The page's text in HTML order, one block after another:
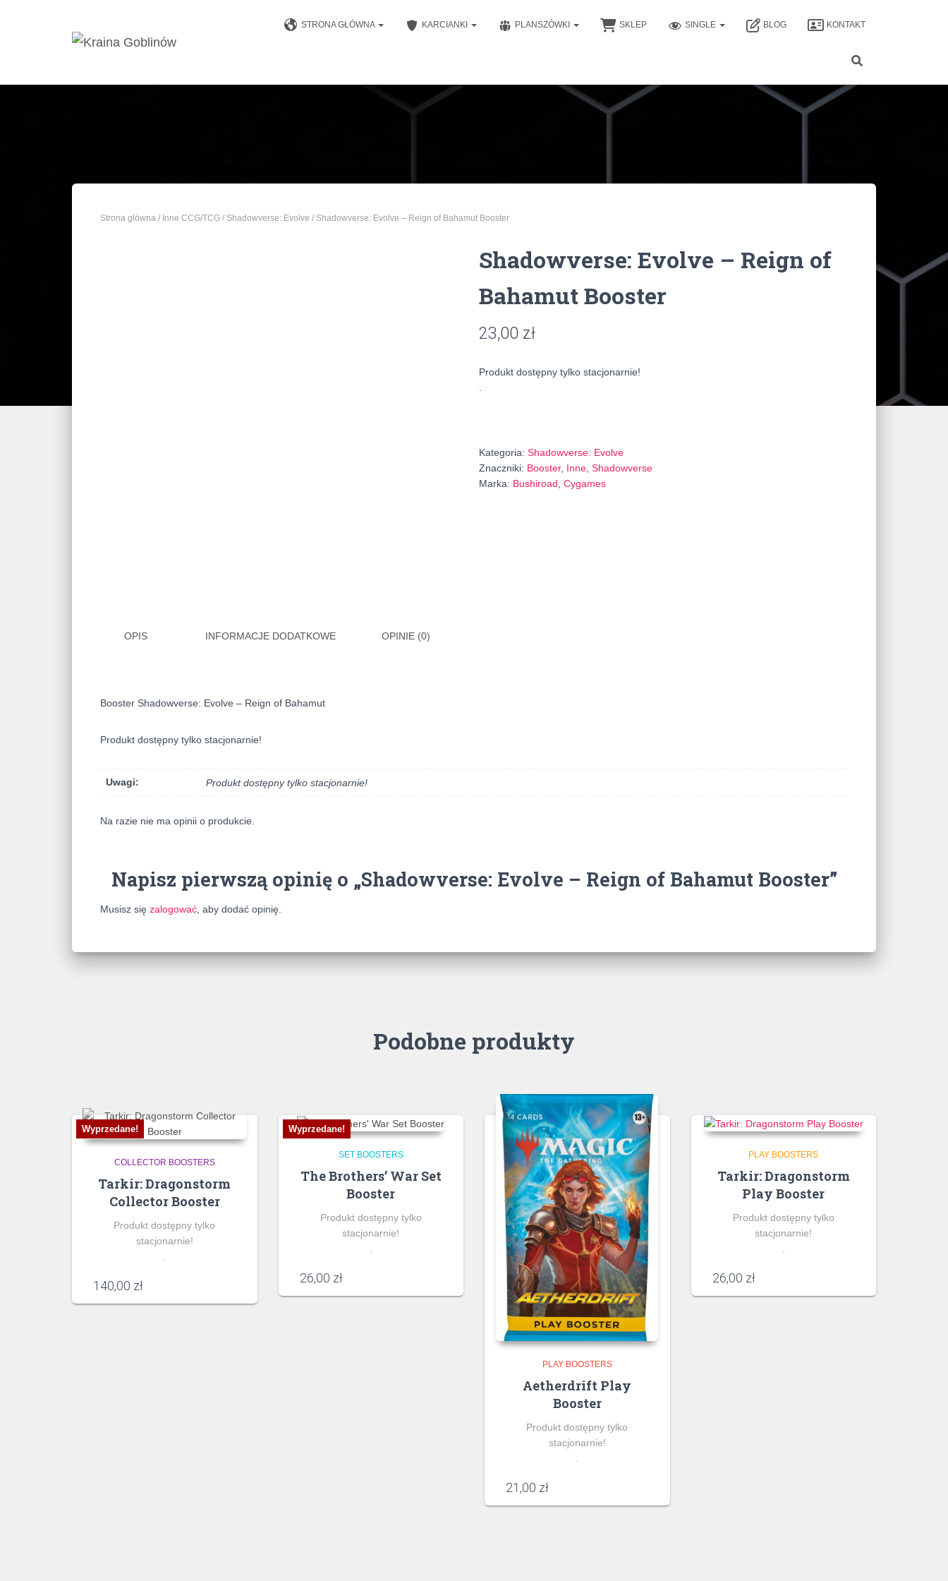
STRONA GŁÓWNA KARCIANKI PLANSZÓWKI SKLEP SINGLE BLOG KONTAKT
Strona główna / Inne CCG/TCG / Shadowverse: Evolve / Shadowverse: Evolve – Reign of Bahamut Booster
Shadowverse: Evolve – Reign of
Bahamut Booster
23,00 zł
Produkt dostępny tylko stacjonarnie!
Kategoria: Shadowverse: Evolve
Znaczniki: Booster, Inne Shadowverse
Marka: Bushiroad Cygames
OPIS INFORMACJE DODATKOWE OPINIE (0)
Booster Shadowverse: Evolve – Reign of Bahamut
Produkt dostępny tylko stacjonarnie!
Uwagi: Produkt dostępny tylko stacjonarnie!
Na razie nie ma opinii o produkcie.
Napisz pierwszą opinię o „Shadowverse: Evolve – Reign of Bahamut Booster”
Musisz się zalogować , aby dodać opinię.
Podobne produkty
Wyprzedane!
COLLECTOR BOOSTERS
Tarkir: Dragonstorm
Collector Booster
Produkt dostępny tylko
stacjonarnie!
140,00 zł
Wyprzedane!
SET BOOSTERS
The Brothers’ War Set
Booster
Produkt dostępny tylko
stacjonarnie!
26,00 zł
PLAY BOOSTERS
Aetherdrift Play
Booster
Produkt dostępny tylko
stacjonarnie!
21,00 zł
PLAY BOOSTERS
Tarkir: Dragonstorm
Play Booster
Produkt dostępny tylko
stacjonarnie!
26,00 zł